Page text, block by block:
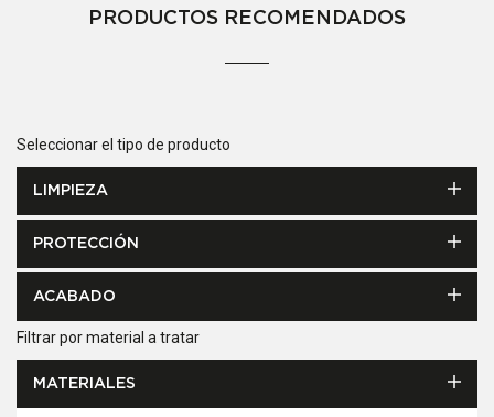
PRODUCTOS RECOMENDADOS
Seleccionar el tipo de producto
LIMPIEZA
PROTECCIÓN
ACABADO
Filtrar por material a tratar
MATERIALES